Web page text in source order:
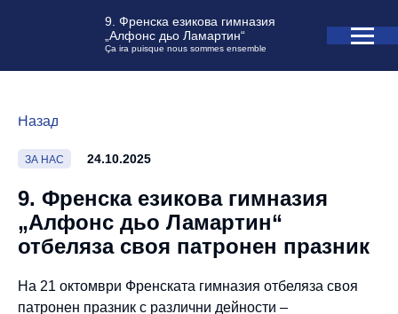
9. Френска езикова гимназия
„Алфонс дьо Ламартин“
Ça ira puisque nous sommes ensemble
Назад
ЗА НАС 24.10.2025
9. Френска езикова гимназия
„Алфонс дьо Ламартин“
отбеляза своя патронен празник
На 21 октомври Френската гимназия отбеляза своя
патронен празник с различни дейности –